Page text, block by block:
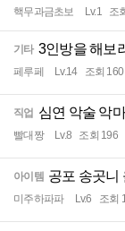
핵무과금초보 Lv.1 조
기타 3인방을 해보
페루페 Lv.14 조회 160
직업 심연 악술 악
빨대짱 Lv.8 조회 196
아이템 공포 송곳니
미주하파파 Lv.6 조회